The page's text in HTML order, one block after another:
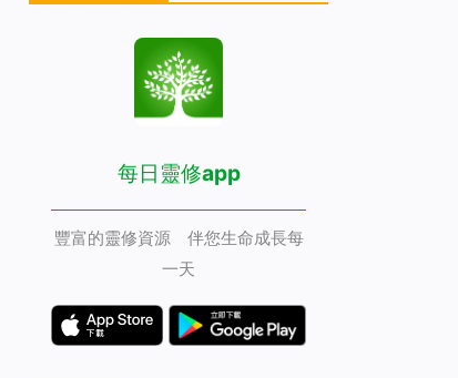
每日靈修app
豐富的靈修資源 伴您生命成長每
一天